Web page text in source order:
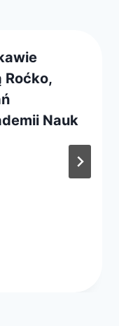
Roćko,
Nauk